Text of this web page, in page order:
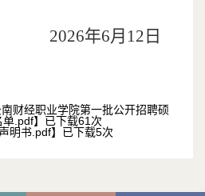
2026年6月 12 日
财经职业学院第一批公开招聘硕
单.pdf】已下载61次
明书.pdf】已下载5次